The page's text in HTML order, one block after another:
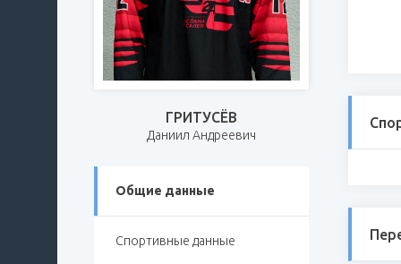
ГРИТУСЁВ
Даниил Андреевич
Общие данные
Спортивные данные